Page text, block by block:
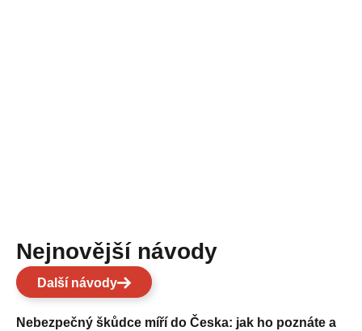
Nejnovější návody
Další návody
Nebezpečný škůdce míří do Česka: jak ho poznáte a